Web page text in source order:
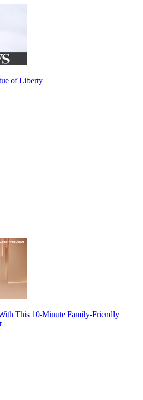
of Liberty
This 10-Minute Family-Friendly